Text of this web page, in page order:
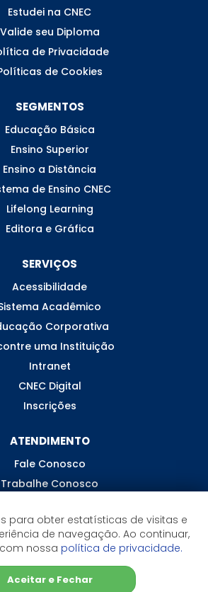
Estudei na CNEC
Valide seu Diploma
de Privacidade
de Cookies
SEGMENTOS
Educação Básica
Ensino Superior
Ensino a Distância
de Ensino CNEC
Lifelong Learning
Editora e Gráfica
SERVIÇOS
Acessibilidade
Acadêmico
Corporativa
uma Instituição
Intranet
CNEC Digital
Inscrições
ATENDIMENTO
Fale Conosco
Trabalhe Conosco
- Todos os direitos reservados
para obter estatísticas de visitas e
de navegação. Ao continuar,
nossa política de privacidade.
Aceitar e Fechar